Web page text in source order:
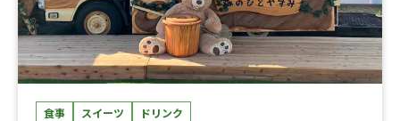
食事 スイーツ ドリンク